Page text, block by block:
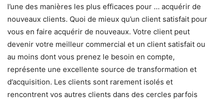
l’une des manières les plus efficaces pour … acquérir de
nouveaux clients. Quoi de mieux qu’un client satisfait pour
vous en faire acquérir de nouveaux. Votre client peut
devenir votre meilleur commercial et un client satisfait ou
au moins dont vous prenez le besoin en compte,
représente une excellente source de transformation et
d’acquisition. Les clients sont rarement isolés et
rencontrent vos autres clients dans des cercles parfois